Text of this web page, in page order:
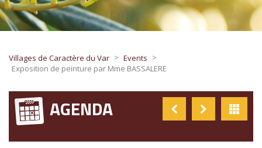
Villages de Caractère du Var > Events >
Exposition de peinture par Mme BASSALERE
AGENDA